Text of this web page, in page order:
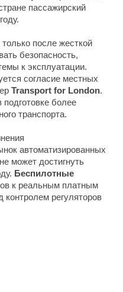
пассажирский
после жесткой
безопасность,
к эксплуатации.
согласие местных
Transport for London.
более
транспорта.
автоматизированных
может достигнуть
Беспилотные
к реальным платным
контролем регуляторов